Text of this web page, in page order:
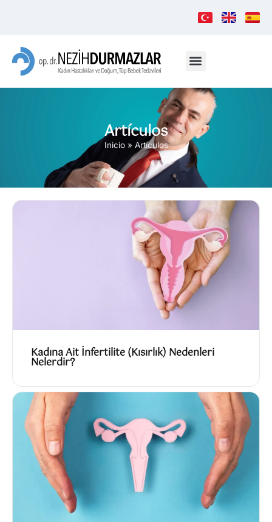
Artículos
Inicio» Artículos
Kadına Ait İnfertilite (Kısırlık) Nedenleri
Nelerdir?